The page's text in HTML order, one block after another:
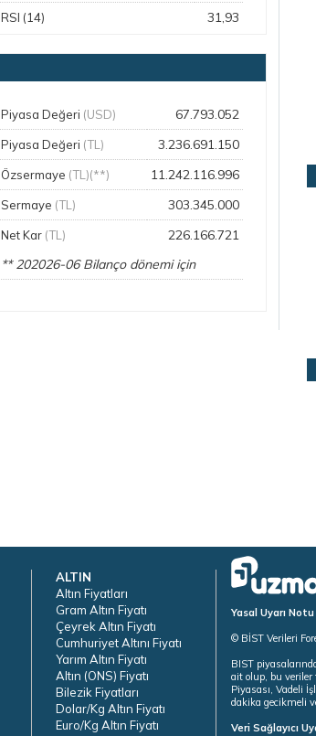
RSI (14) 31,93
Piyasa Değeri (USD) 67.793.052
Piyasa Değeri (TL) 3.236.691.150
Özsermaye (TL)(**) 11.242.116.996
Sermaye (TL) 303.345.000
Net Kar (TL)
226.166.721
** 202026-06 Bilanço dönemi için
ALTIN
Altın Fiyatları
Gram Altın Fiyatı
Çeyrek Altın Fiyatı
Cumhuriyet Altını Fiyatı
Yarım Altın Fiyatı
Altın (ONS) Fiyatı
Bilezik Fiyatları
Dolar/Kg Altın Fiyatı
Euro/Kg Altın Fiyatı
Yasal Uyarı Notu
© BİST Verileri
BIST
ait olup, bu veriler
Piyasası, Vadeli
dakika gecikmeli
Veri Sağlayıcı